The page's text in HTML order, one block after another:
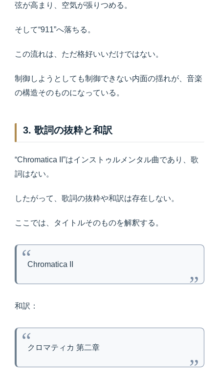
弦が高まり、空気が張りつめる。
そして“911”へ落ちる。
この流れは、ただ格好いいだけではない。
制御しようとしても制御できない内面の揺れが、音楽
の構造そのものになっている。
3. 歌詞の抜粋と和訳
“Chromatica II”はインストゥルメンタル曲であり、歌
詞はない。
したがって、歌詞の抜粋や和訳は存在しない。
ここでは、タイトルそのものを解釈する。
Chromatica II
和訳：
クロマティカ 第二章